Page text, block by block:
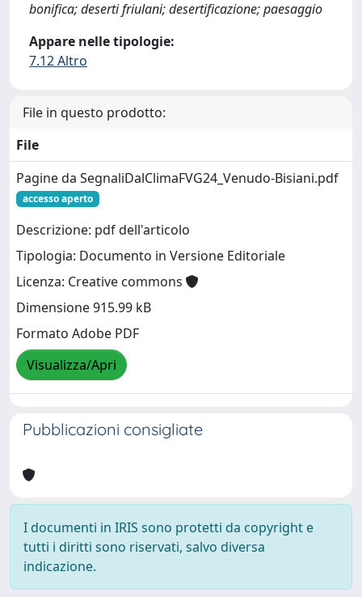
bonifica; deserti friulani; desertificazione; paesaggio
Appare nelle tipologie:
7.12 Altro
File in questo prodotto:
File
Pagine da SegnaliDalClimaFVG24_Venudo-Bisiani.pdf
accesso aperto
Descrizione: pdf dell'articolo
Tipologia: Documento in Versione Editoriale
Licenza: Creative commons
Dimensione 915.99 kB
Formato Adobe PDF
Visualizza/Apri
Pubblicazioni consigliate
I documenti in IRIS sono protetti da copyright e
tutti i diritti sono riservati, salvo diversa
indicazione.